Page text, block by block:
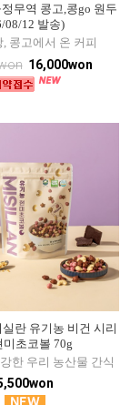
무역 콩고,콩go 원두
08/12 발송)
콩고에서 온 커피
16,000won
란 유기농 비건 시리
미초코볼 70g
한 우리 농산물 간식